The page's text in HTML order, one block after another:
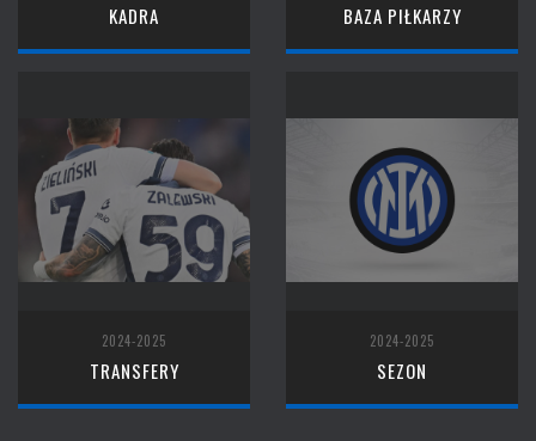
KADRA BAZA PIŁKARZY
2024-2025
TRANSFERY
2024-2025
SEZON